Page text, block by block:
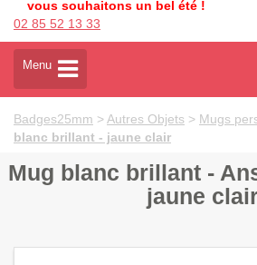
vous souhaitons un bel été !
02 85 52 13 33
A
t
v
e
l
Menu
Badges25mm > Autres Objets > Mugs
blanc brillant - jaune clair
Mug blanc brillant -
jaune